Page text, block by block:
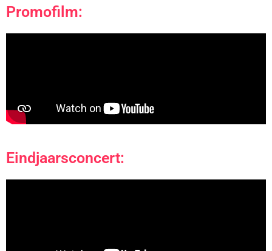
Promofilm:
Eindjaarsconcert: